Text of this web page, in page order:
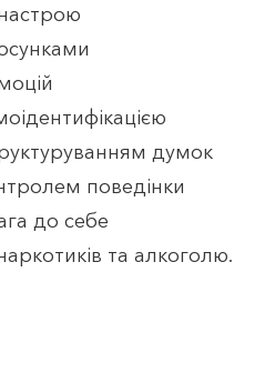
думок
поведінки
до себе
та алкоголю.